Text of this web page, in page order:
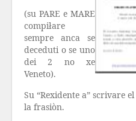
(su PARE e MARE
compiłare
sempre anca se
deceduti o se uno
dei 2 no xe
Veneto).
Su “Rexidente a” scrivare el
la frasiòn.